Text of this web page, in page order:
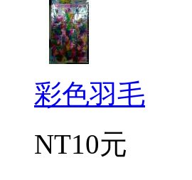
彩色羽毛
NT10元